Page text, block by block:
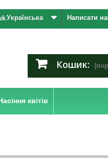
Написати
Українська
Кошик:
квітів